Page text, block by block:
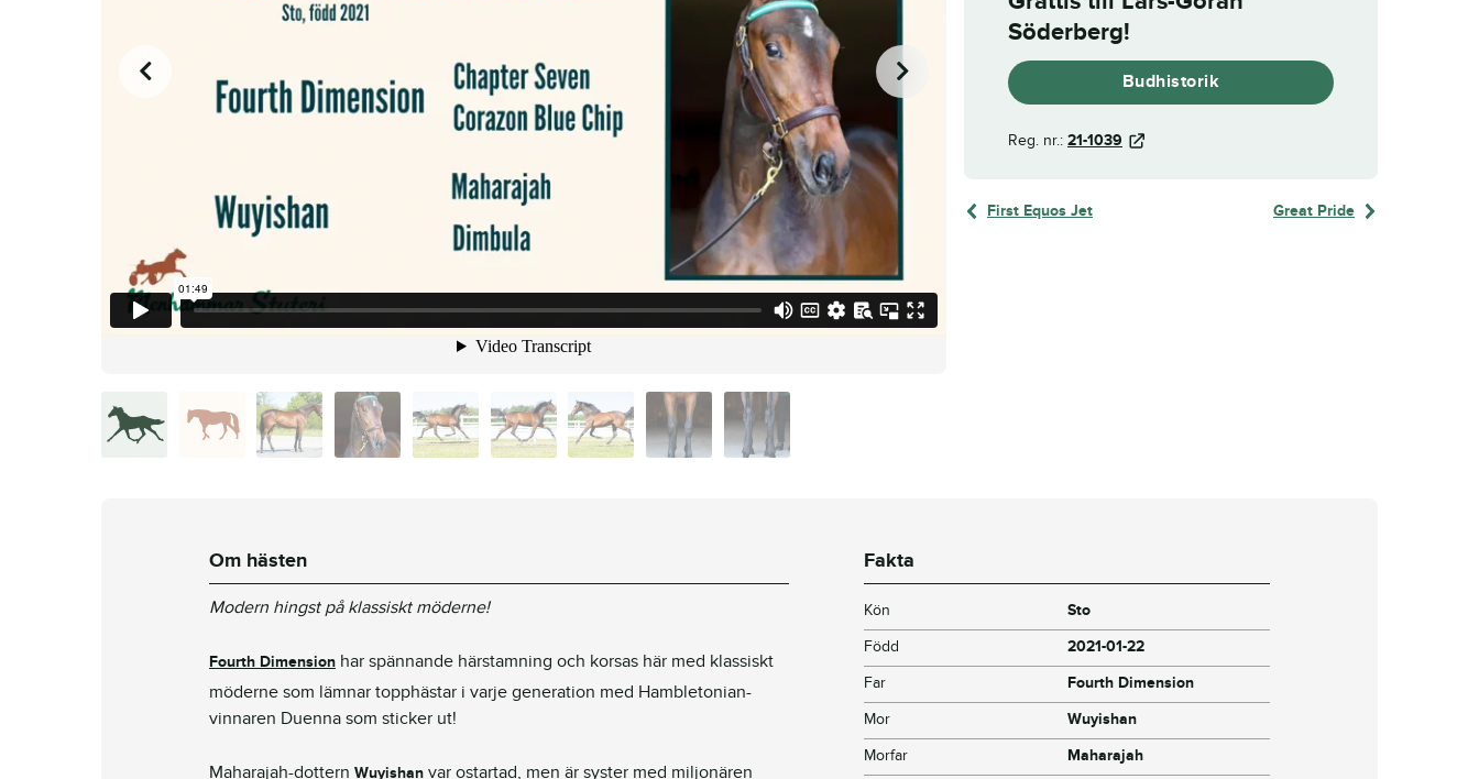
Söderberg!
Budhistorik
Reg. nr.: 21-1039
First Equos Jet Great Pride
Om hästen
Modern hingst på klassiskt möderne!
Fourth Dimension har spännande härstamning och korsas här med klassiskt
möderne som lämnar topphästar i varje generation med Hambletonian-
vinnaren Duenna som sticker ut!
Maharajah-dottern Wuyishan var ostartad, men är syster med miljonären
Fakta
Kön
Sto
Född
2021-01-22
Far
Fourth Dimension
Mor
Wuyishan
Morfar
Maharajah